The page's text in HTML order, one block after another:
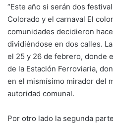
“Este año si serán dos
Colorado y el carnaval El
comunidades decidieron
dividiéndose en dos calles.
el 25 y 26 de febrero, donde
de la Estación Ferroviaria,
en el mismísimo mirador del
autoridad comunal.
Por otro lado la segunda